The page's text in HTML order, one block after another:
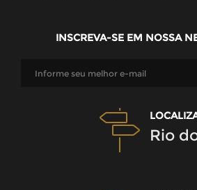
INSCREVA-SE EM NOSSA
Rio